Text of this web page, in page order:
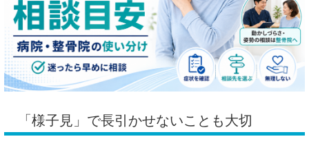
「様子見」で長引かせないことも大切